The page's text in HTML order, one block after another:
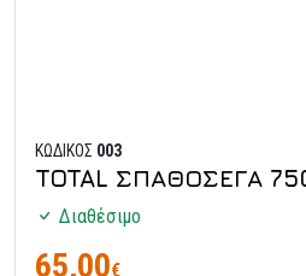
ΚΩΔΙΚΟΣ 003
TOTAL ΣΠΑΘΟΣΕΓΑ
Διαθέσιμο
65,00€